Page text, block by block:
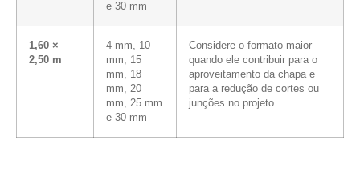
e 30 mm
1,60 ×
2,50 m
4 mm, 10
mm, 15
mm, 18
mm, 20
mm, 25 mm
e 30 mm
Considere o formato maior
quando ele contribuir para o
aproveitamento da chapa e
para a redução de cortes ou
junções no projeto.